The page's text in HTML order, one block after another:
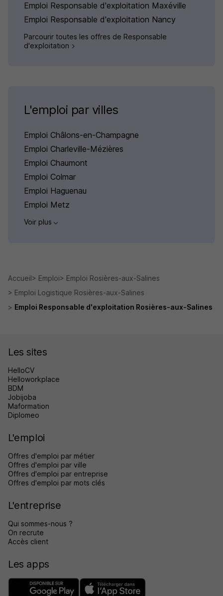
Emploi Responsable d'exploitation Maxéville
Emploi Responsable d'exploitation Nancy
Parcourir toutes les offres de Responsable
d'exploitation
L'emploi par villes
Emploi Châlons-en-Champagne
Emploi Charleville-Mézières
Emploi Chaumont
Emploi Colmar
Emploi Haguenau
Emploi Metz
Voir plus
Accueil Emploi
Emploi Rosières-aux-Salines
Emploi Logistique Rosières-aux-Salines
Emploi Responsable d'exploitation Rosières-aux-Salines
Les sites
HelloCV
Helloworkplace
BDM
Jobijoba
Maformation
Diplomeo
L'emploi
Offres d'emploi par métier
Offres d'emploi par ville
Offres d'emploi par entreprise
Offres d'emploi par mots clés
L'entreprise
Qui sommes-nous ?
On recrute
Accès client
Les apps